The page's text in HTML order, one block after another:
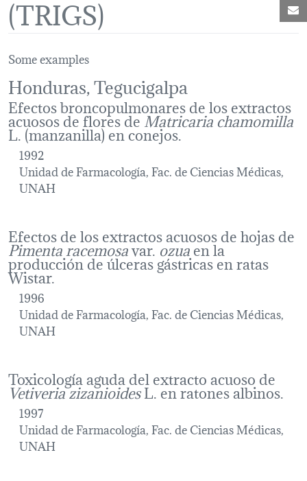
(TRIGS)
Some examples
Honduras, Tegucigalpa
Efectos broncopulmonares de los extractos
acuosos de flores deMatricaria chamomilla
L. (manzanilla) en conejos.
1992
Unidad de Farmacología, Fac. de Ciencias Médicas,
UNAH
Efectos de los extractos acuosos de hojas de
Pimenta racemosavar.ozuaen la
producción de úlceras gástricas en ratas
Wistar.
1996
Unidad de Farmacología, Fac. de Ciencias Médicas,
UNAH
Toxicología aguda del extracto acuoso de
Vetiveria zizanioidesL. en ratones albinos.
1997
Unidad de Farmacología, Fac. de Ciencias Médicas,
UNAH